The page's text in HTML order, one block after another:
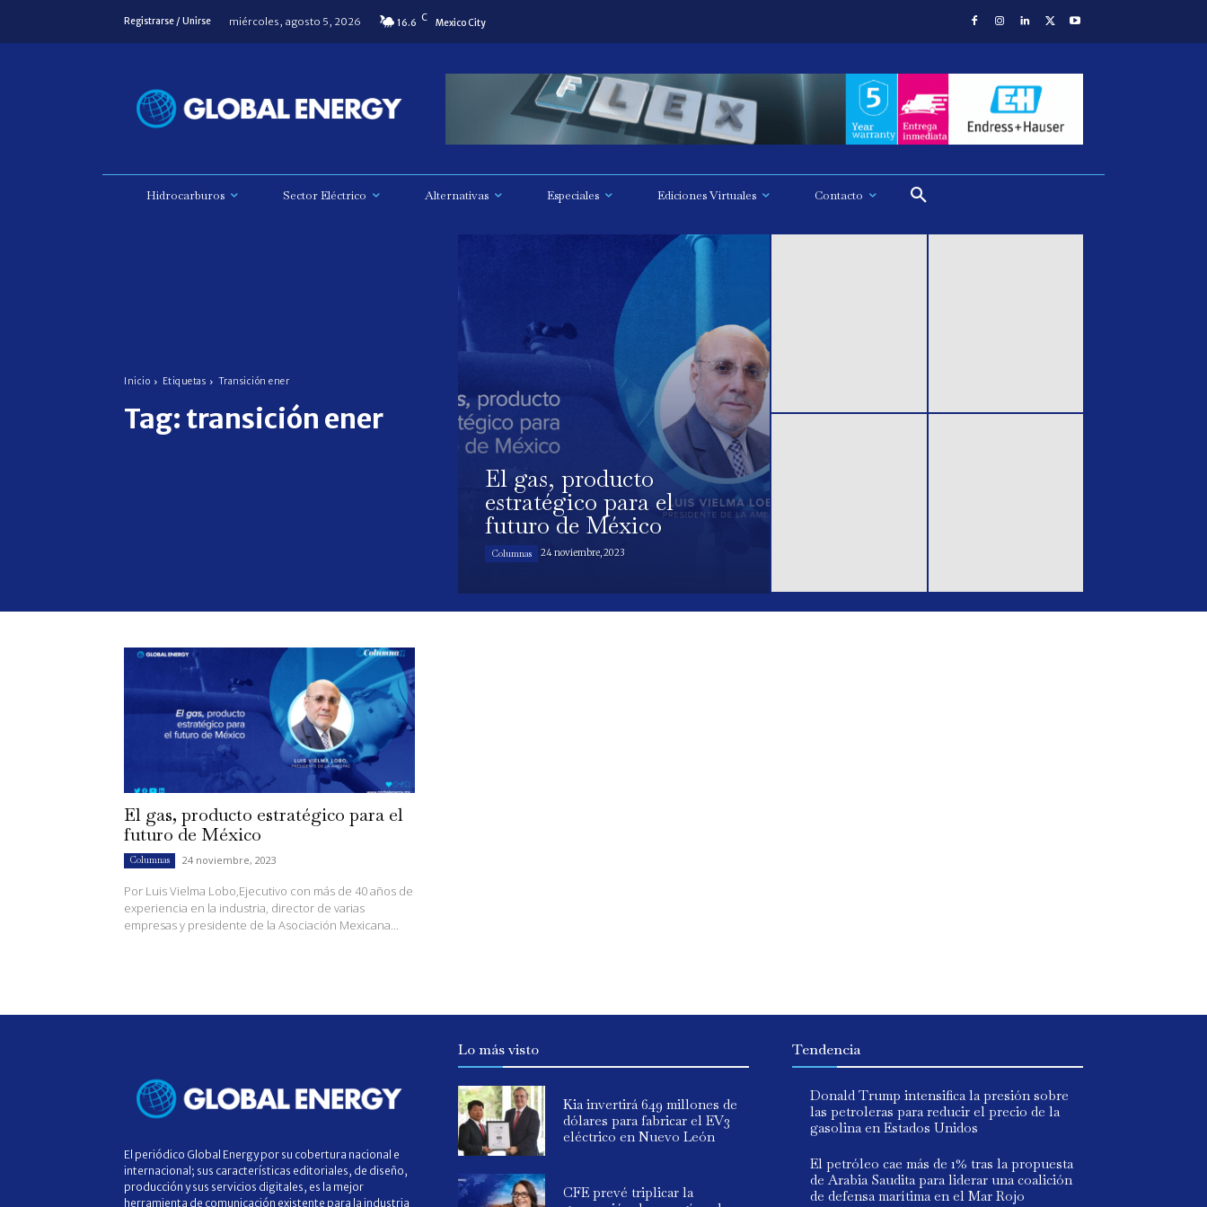
Registrarse / Unirse miércoles, agosto 5, 2026 16.6 C Mexico City
Hidrocarburos Sector Eléctrico Alternativas Especiales Ediciones Virtuales Contacto
Inicio Etiquetas Transición ener
Tag: transición ener
El gas, producto
estratégico para el
futuro de México
Columnas 24 noviembre, 2023
El gas, producto estratégico para el
futuro de México
Columnas 24 noviembre, 2023
Por Luis Vielma Lobo,Ejecutivo con más de 40 años de
experiencia en la industria, director de varias
empresas y presidente de la Asociación Mexicana...
El periódico Global Energy por su cobertura nacional e
internacional; sus características editoriales, de diseño,
producción y sus servicios digitales, es la mejor
herramienta de comunicación existente para la industria
Lo más visto
Kia invertirá 649 millones de
dólares para fabricar el EV3
eléctrico en Nuevo León
CFE prevé triplicar la
Tendencia
Donald Trump intensifica la presión sobre
las petroleras para reducir el precio de la
gasolina en Estados Unidos
El petróleo cae más de 1% tras la propuesta
de Arabia Saudita para liderar una coalición
de defensa marítima en el Mar Rojo